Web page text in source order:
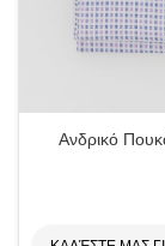
Ανδρικό